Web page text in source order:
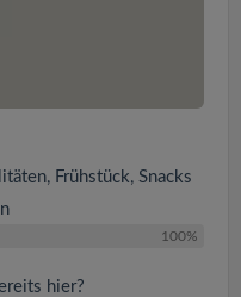
Frühstück, Snacks
100%
hier?